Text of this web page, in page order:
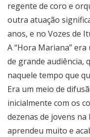
regente de coro e
outra atuação
anos, e no Vozes de
A “Hora Mariana”
de grande audiência,
naquele tempo que
Era um meio de
inicialmente com os
dezenas de jovens
aprendeu muito e